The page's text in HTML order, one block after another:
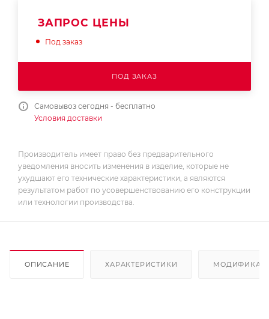
ЗАПРОС ЦЕНЫ
Под заказ
ПОД ЗАКАЗ
Самовывоз сегодня - бесплатно
Условия доставки
Производитель имеет право без предварительного
уведомления вносить изменения в изделие, которые не
ухудшают его технические характеристики, а являются
результатом работ по усовершенствованию его конструкции
или технологии производства.
ОПИСАНИЕ ХАРАКТЕРИСТИКИ